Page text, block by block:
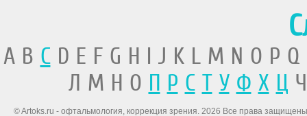
A B CD E F G H I J K L M N O P
Л М Н О П Р С Т У Ф Х Ц
© Artoks.ru - офтальмология, коррекция зрения. 2026 Все права